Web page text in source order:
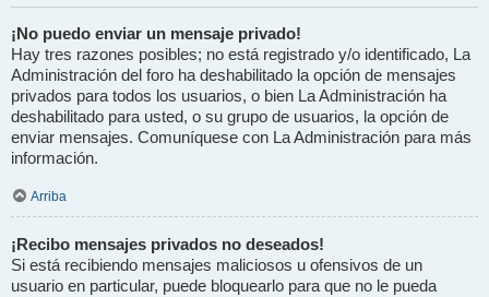
¡No puedo enviar un mensaje privado!
Hay tres razones posibles; no está registrado y/o identificado, La
Administración del foro ha deshabilitado la opción de mensajes
privados para todos los usuarios, o bien La Administración ha
deshabilitado para usted, o su grupo de usuarios, la opción de
enviar mensajes. Comuníquese con La Administración para más
información.
Arriba
¡Recibo mensajes privados no deseados!
Si está recibiendo mensajes maliciosos u ofensivos de un
usuario en particular, puede bloquearlo para que no le pueda